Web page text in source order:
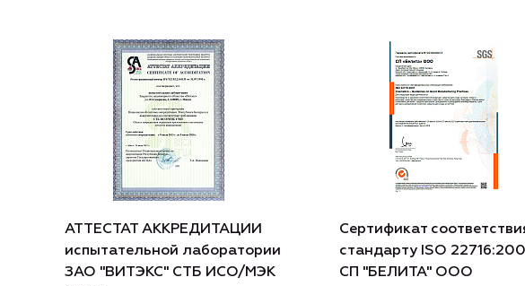
АТТЕСТАТ АККРЕДИТАЦИИ
испытательной лаборатории
ЗАО "ВИТЭКС" СТБ ИСО/МЭК
Сертификат
стандарту ISO
СП "БЕЛИТА" ООО